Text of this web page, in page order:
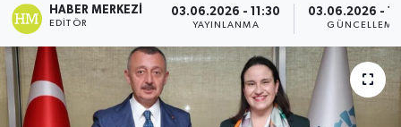
HABER MERKEZI
EDITÖR
03.06.2026 - 11:30
YAYINLANMA
03.06.2026 -
GÜNCELLEME